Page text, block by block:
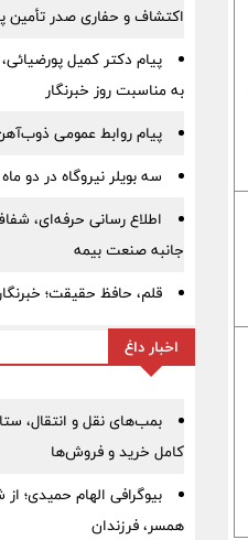
اکتشاف و حفاری صدر تأمین
پیام دکتر کمیل
به مناسبت روز خبرنگار
پیام روابط عمومی
سه بویلر نیروگاه در دو
اطلاع رسانی حرفه‌ای،
جانبه صنعت بیمه
قلم، حافظ حقیقت؛
اخبار داغ
بمب‌های نقل و انتقال،
کامل خرید و فروش‌ها
بیوگرافی الهام حمیدی؛
همسر، فرزندان